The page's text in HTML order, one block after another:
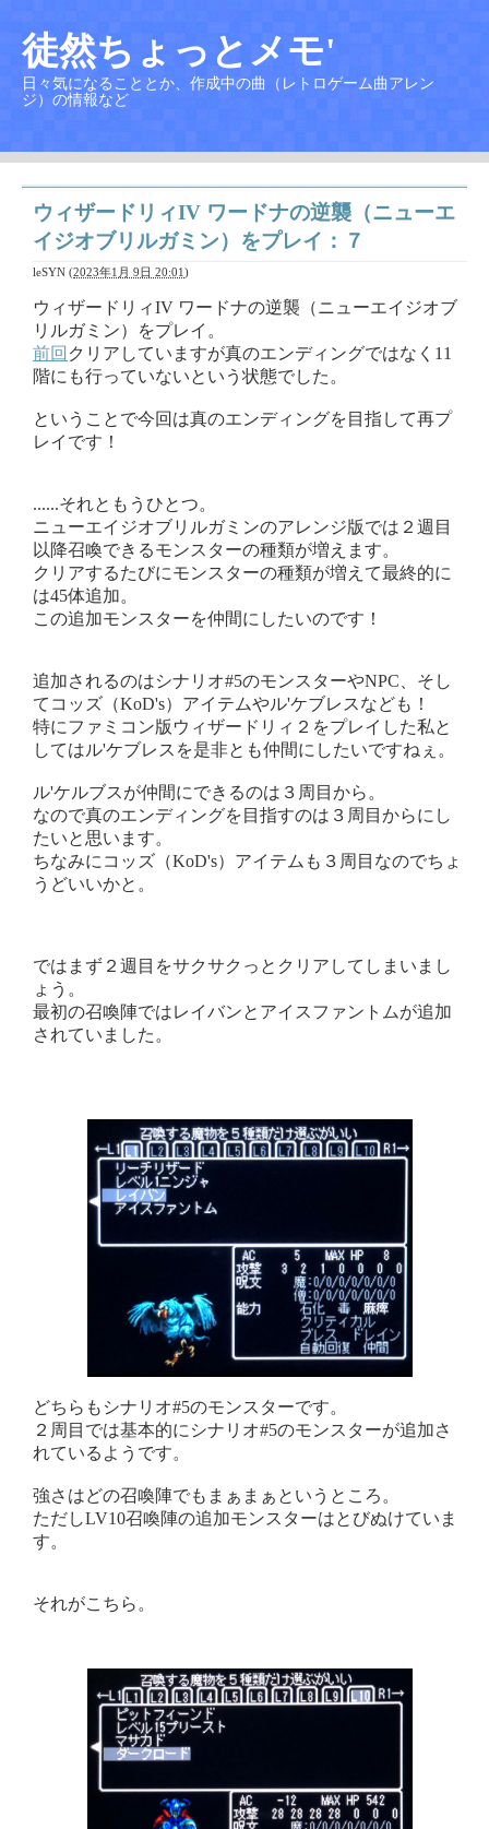
徒然ちょっとメモ'
日々気になることとか、作成中の曲（レトロゲーム曲アレン
ジ）の情報など
ウィザードリィIV ワードナの逆襲（ニューエ
イジオブリルガミン）をプレイ：７
leSYN (2023年1月 9日 20:01)
ウィザードリィIV ワードナの逆襲（ニューエイジオブ
リルガミン）をプレイ。
前回 クリアしていますが真のエンディングではなく11
階にも行っていないという状態でした。
ということで今回は真のエンディングを目指して再プ
レイです！
......それともうひとつ。
ニューエイジオブリルガミンのアレンジ版では２週目
以降召喚できるモンスターの種類が増えます。
クリアするたびにモンスターの種類が増えて最終的に
は45体追加。
この追加モンスターを仲間にしたいのです！
追加されるのはシナリオ#5のモンスターやNPC、そし
てコッズ（KoD's）アイテムやル'ケブレスなども！
特にファミコン版ウィザードリィ２をプレイした私と
してはル'ケブレスを是非とも仲間にしたいですねぇ。
ル'ケルブスが仲間にできるのは３周目から。
なので真のエンディングを目指すのは３周目からにし
たいと思います。
ちなみにコッズ（KoD's）アイテムも３周目なのでちょ
うどいいかと。
ではまず２週目をサクサクっとクリアしてしまいまし
ょう。
最初の召喚陣ではレイバンとアイスファントムが追加
されていました。
どちらもシナリオ#5のモンスターです。
２周目では基本的にシナリオ#5のモンスターが追加さ
れているようです。
強さはどの召喚陣でもまぁまぁというところ。
ただしLV10召喚陣の追加モンスターはとびぬけていま
す。
それがこちら。